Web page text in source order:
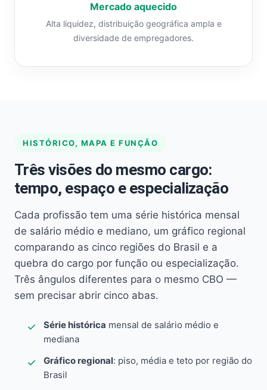
Mercado aquecido
Alta liquidez, distribuição geográfica ampla e
diversidade de empregadores.
HISTÓRICO, MAPA E FUNÇÃO
Três visões do mesmo cargo:
tempo, espaço e especialização
Cada profissão tem uma série histórica mensal
de salário médio e mediano, um gráfico regional
comparando as cinco regiões do Brasil e a
quebra do cargo por função ou especialização.
Três ângulos diferentes para o mesmo CBO —
sem precisar abrir cinco abas.
Série histórica mensal de salário médio e
mediana
Gráfico regional: piso, média e teto por região do
Brasil